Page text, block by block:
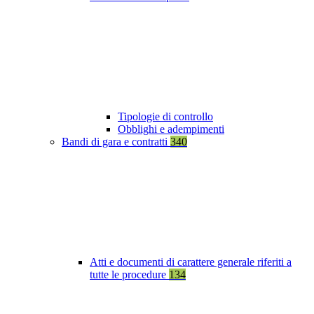
Tipologie di controllo
Obblighi e adempimenti
Bandi di gara e contratti 340
Atti e documenti di carattere generale riferiti a
tutte le procedure 134